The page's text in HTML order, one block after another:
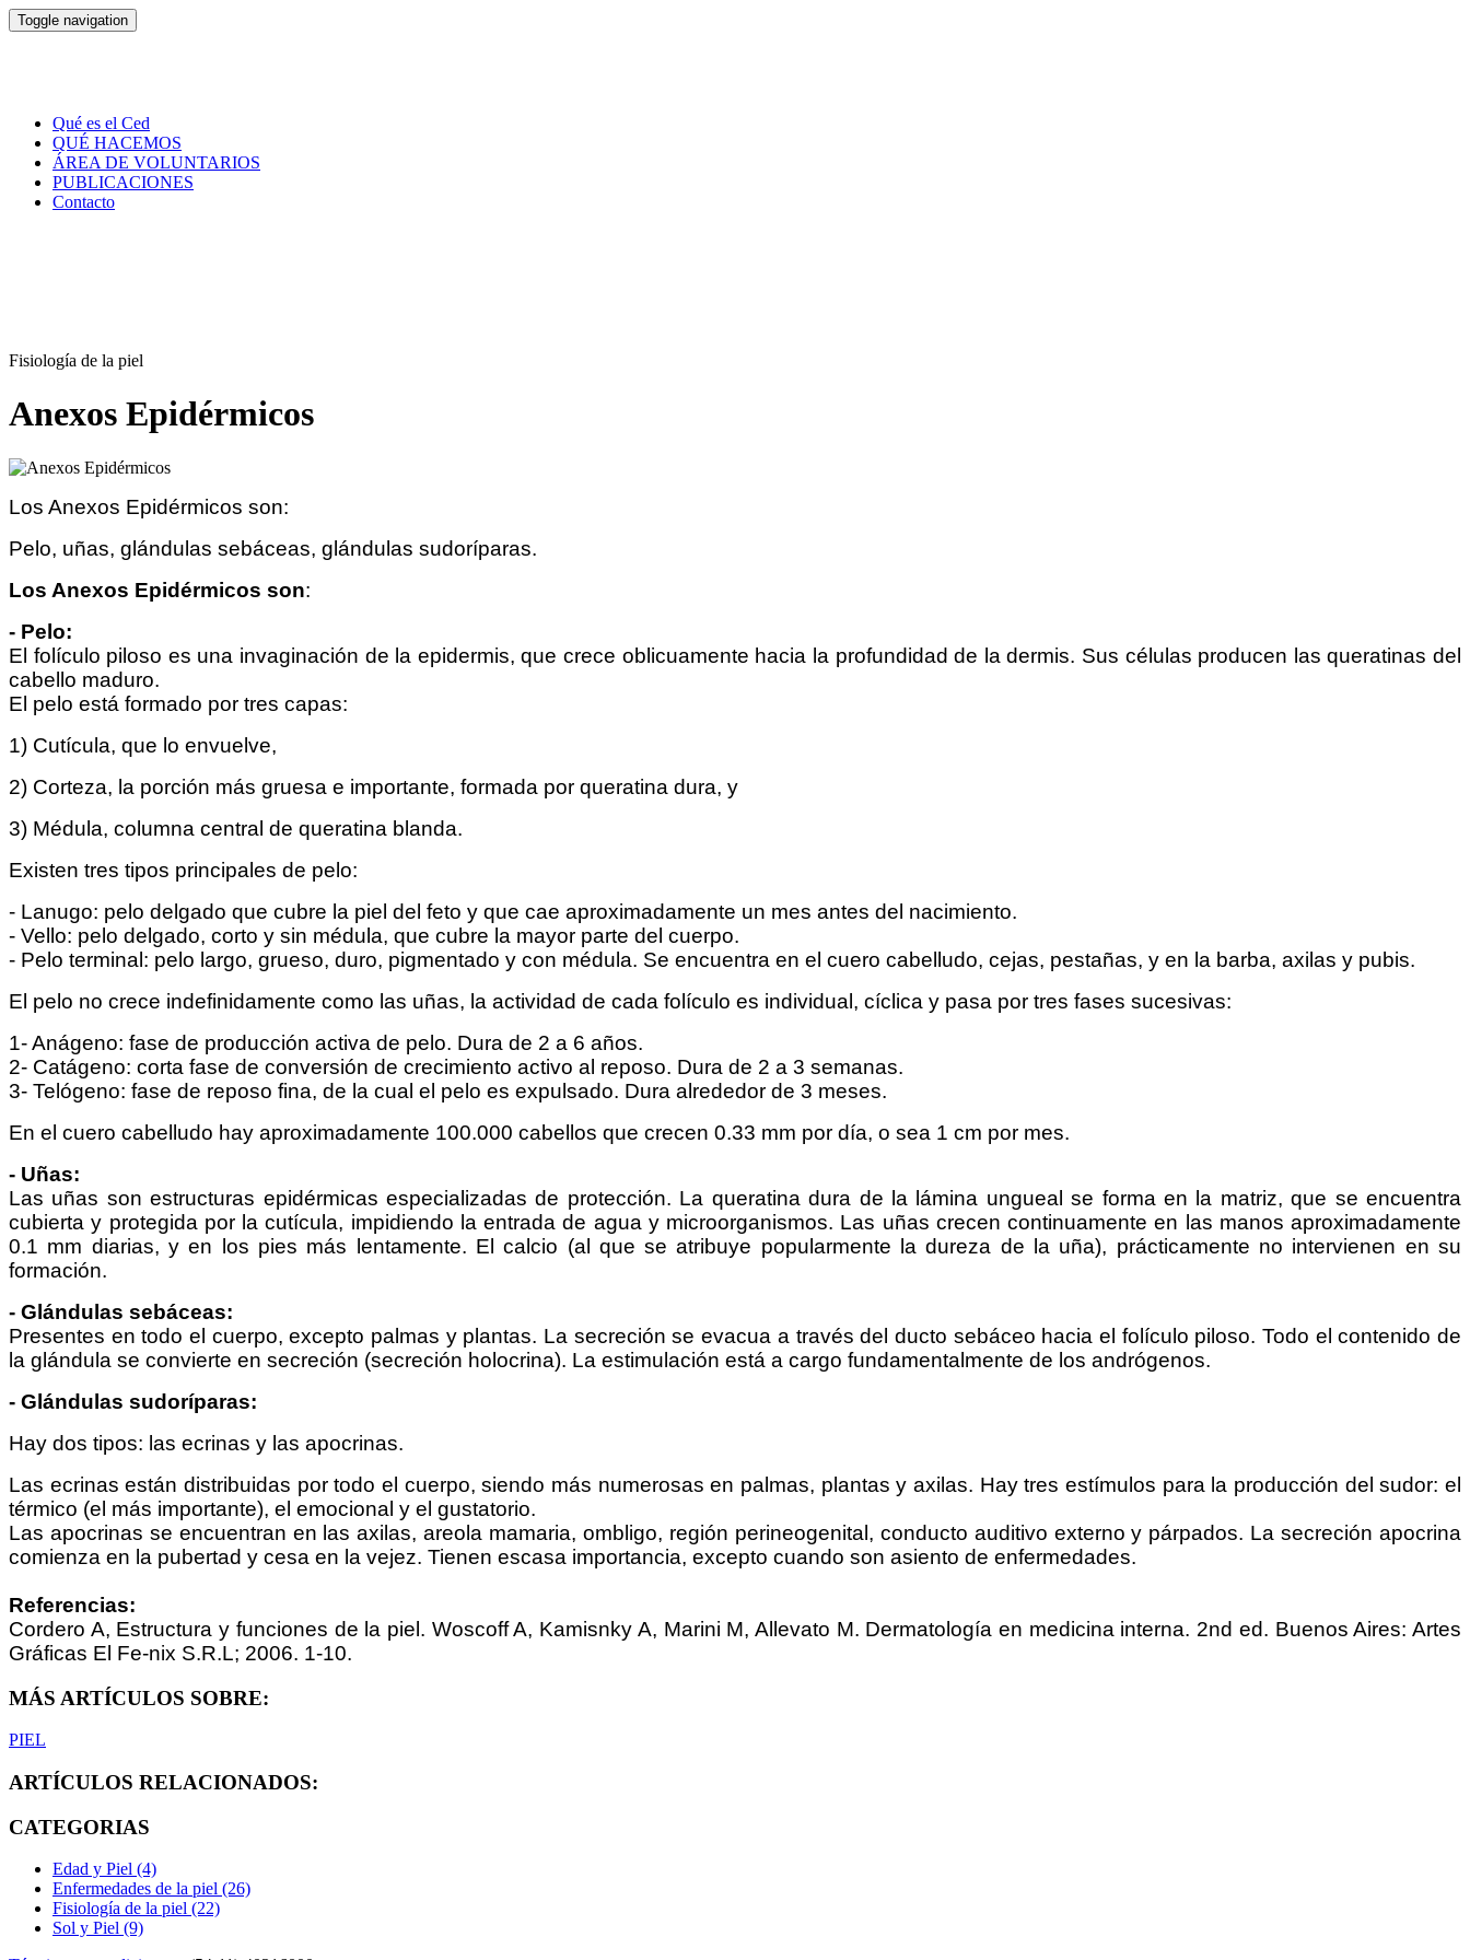
Toggle navigation
Qué es el Ced
QUÉ HACEMOS
ÁREA DE VOLUNTARIOS
PUBLICACIONES
Contacto
Fisiología de la piel
Anexos Epidérmicos
Los Anexos Epidérmicos son:
Pelo, uñas, glándulas sebáceas, glándulas sudoríparas.
Los Anexos Epidérmicos son:
- Pelo:
El folículo piloso es una invaginación de la epidermis, que crece oblicuamente hacia la profundidad de la dermis. Sus células producen las queratinas del
cabello maduro.
El pelo está formado por tres capas:
1) Cutícula, que lo envuelve,
2) Corteza, la porción más gruesa e importante, formada por queratina dura, y
3) Médula, columna central de queratina blanda.
Existen tres tipos principales de pelo:
- Lanugo: pelo delgado que cubre la piel del feto y que cae aproximadamente un mes antes del nacimiento.
- Vello: pelo delgado, corto y sin médula, que cubre la mayor parte del cuerpo.
- Pelo terminal: pelo largo, grueso, duro, pigmentado y con médula. Se encuentra en el cuero cabelludo, cejas, pestañas, y en la barba, axilas y pubis.
El pelo no crece indefinidamente como las uñas, la actividad de cada folículo es individual, cíclica y pasa por tres fases sucesivas:
1- Anágeno: fase de producción activa de pelo. Dura de 2 a 6 años.
2- Catágeno: corta fase de conversión de crecimiento activo al reposo. Dura de 2 a 3 semanas.
3- Telógeno: fase de reposo fina, de la cual el pelo es expulsado. Dura alrededor de 3 meses.
En el cuero cabelludo hay aproximadamente 100.000 cabellos que crecen 0.33 mm por día, o sea 1 cm por mes.
- Uñas:
Las uñas son estructuras epidérmicas especializadas de protección. La queratina dura de la lámina ungueal se forma en la matriz, que se encuentra
cubierta y protegida por la cutícula, impidiendo la entrada de agua y microorganismos. Las uñas crecen continuamente en las manos aproximadamente
0.1 mm diarias, y en los pies más lentamente. El calcio (al que se atribuye popularmente la dureza de la uña), prácticamente no intervienen en su
formación.
- Glándulas sebáceas:
Presentes en todo el cuerpo, excepto palmas y plantas. La secreción se evacua a través del ducto sebáceo hacia el folículo piloso. Todo el contenido de
la glándula se convierte en secreción (secreción holocrina). La estimulación está a cargo fundamentalmente de los andrógenos.
- Glándulas sudoríparas:
Hay dos tipos: las ecrinas y las apocrinas.
Las ecrinas están distribuidas por todo el cuerpo, siendo más numerosas en palmas, plantas y axilas. Hay tres estímulos para la producción del sudor: el
térmico (el más importante), el emocional y el gustatorio.
Las apocrinas se encuentran en las axilas, areola mamaria, ombligo, región perineogenital, conducto auditivo externo y párpados. La secreción apocrina
comienza en la pubertad y cesa en la vejez. Tienen escasa importancia, excepto cuando son asiento de enfermedades.
Referencias:
Cordero A, Estructura y funciones de la piel. Woscoff A, Kamisnky A, Marini M, Allevato M. Dermatología en medicina interna. 2nd ed. Buenos Aires: Artes
Gráficas El Fe-nix S.R.L; 2006. 1-10.
MÁS ARTÍCULOS SOBRE:
PIEL
ARTÍCULOS RELACIONADOS:
CATEGORIAS
Edad y Piel (4)
Enfermedades de la piel (26)
Fisiología de la piel (22)
Sol y Piel (9)